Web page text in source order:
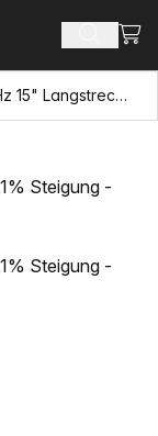
F5 8,4 kHz 15" Langstreckensender - 0,1% Steigung - Region Russland 4